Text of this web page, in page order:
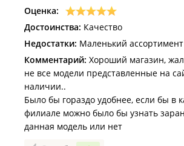
Оценка:
Достоинства: Качество
Недостатки: Маленький ассортимент
Комментарий: Хороший магазин,
не все модели представленные на
наличии..
Было бы гораздо удобнее, если бы в
филиале можно было бы узнать
данная модель или нет